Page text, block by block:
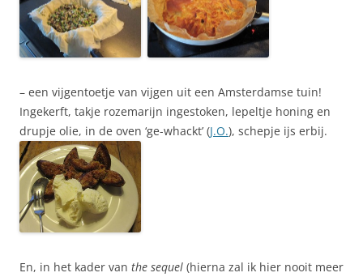
– een vijgentoetje van vijgen uit een Amsterdamse tuin!
Ingekerft, takje rozemarijn ingestoken, lepeltje honing en
drupje olie, in de oven ‘ge-whackt’ (J.O.), schepje ijs erbij.
En, in het kader van the sequel (hierna zal ik hier nooit meer